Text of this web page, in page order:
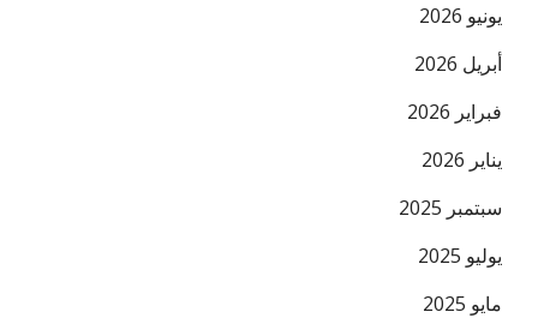
يونيو 2026
أبريل 2026
فبراير 2026
يناير 2026
سبتمبر 2025
يوليو 2025
مايو 2025